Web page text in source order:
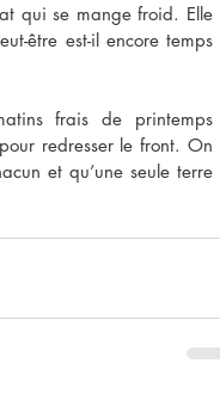
qui se mange froid. Elle
être est-il encore temps
frais de printemps
redresser le front. On
et qu’une seule terre